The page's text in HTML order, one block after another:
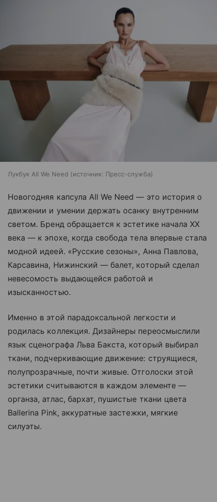
Лукбук All We Need источник: Пресс-служба
Новогодняя капсула All We Need — это история о
движении и умении держать осанку внутренним
светом. Бренд обращается к эстетике начала ХХ
века — к эпохе, когда свобода тела впервые стала
модной идеей. «Русские сезоны», Анна Павлова,
Карсавина, Нижинский — балет, который сделал
невесомость выдающейся работой и
изысканностью.
Именно в этой парадоксальной легкости и
родилась коллекция. Дизайнеры переосмыслили
язык сценографа Льва Бакста, который выбирал
ткани, подчеркивающие движение: струящиеся,
полупрозрачные, почти живые. Отголоски этой
эстетики считываются в каждом элементе —
органза, атлас, бархат, пушистые ткани цвета
Ballerina Pink, аккуратные застежки, мягкие
силуэты.